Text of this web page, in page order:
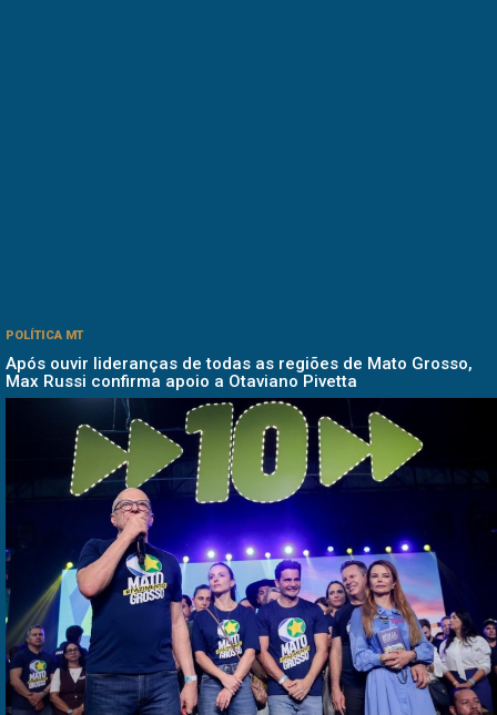
POLÍTICA MT
Após ouvir lideranças de todas as regiões de Mato Grosso,
Max Russi confirma apoio a Otaviano Pivetta